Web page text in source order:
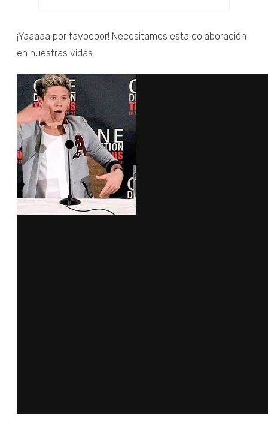
¡Yaaaaa por favoooor! Necesitamos esta colaboración
en nuestras vidas.